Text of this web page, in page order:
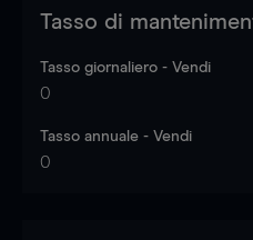
Tasso di
Tasso giornaliero - Vendi
0
Tasso annuale - Vendi
0